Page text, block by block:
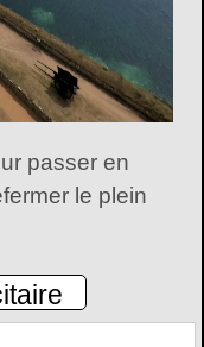
passer en
le plein